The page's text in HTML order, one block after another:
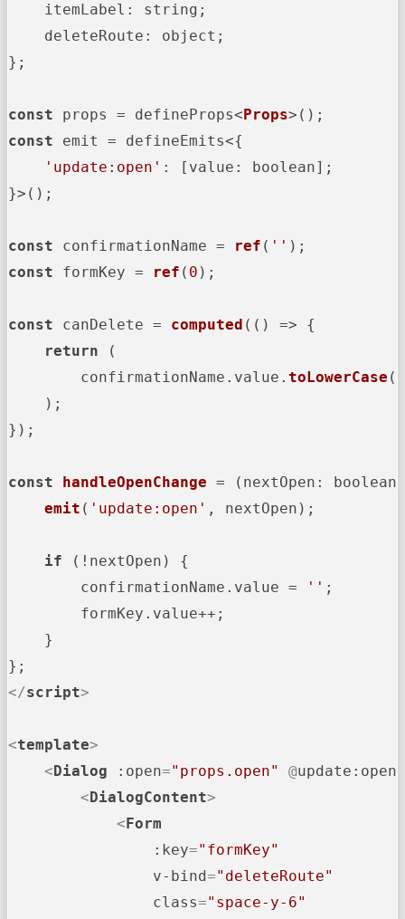
itemLabel : string;
deleteRoute : object;
};
const props = defineProps< Props
const emit = defineEmits<{
'update:open' : [ value : boolean];
}>();
const confirmationName = ref ( ''
const formKey = ref ( 0 );
const canDelete = computed ( () => {
return (
        confirmationName.
value . toLowerCase
    );
});
const handleOpenChange = ( nextOpen: boolean
emit ( 'update:open' , nextOpen);
if (!nextOpen) {
        confirmationName.
value = '' ;
        formKey.
value++;
    }
</script>
<template>
< Dialog :open="props.open" @update:open
< DialogContent>
< Form
:key="formKey"
v-bind="deleteRoute"
class="space-y-6"